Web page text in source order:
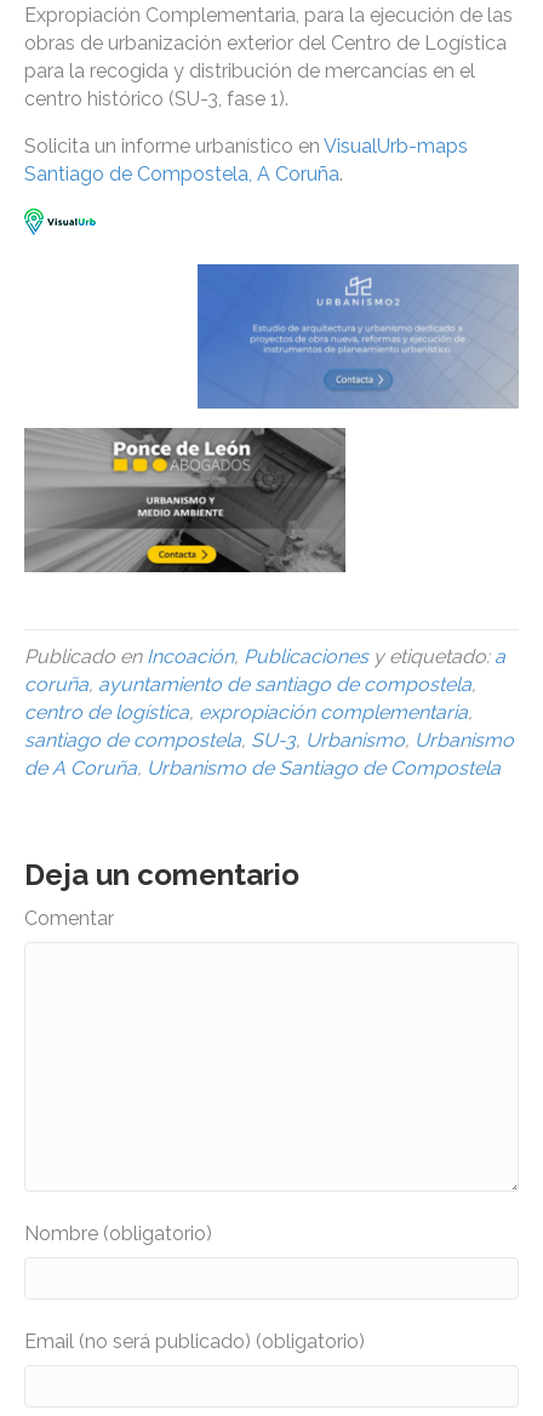
Expropiación Complementaria, para la ejecución de las
obras de urbanización exterior del Centro de Logística
para la recogida y distribución de mercancías en el
centro histórico (SU-3, fase 1).
Solicita un informe urbanístico en VisualUrb-maps
Santiago de Compostela, A Coruña.
Publicado en Incoación, Publicacionesy etiquetado: a
coruña, ayuntamiento de santiago de compostela,
centro de logística, expropiación complementaria,
santiago de compostela, SU-3, Urbanismo, Urbanismo
de A Coruña, Urbanismo de Santiago de Compostela
Deja un comentario
Comentar
Nombre (obligatorio)
Email (no será publicado) (obligatorio)